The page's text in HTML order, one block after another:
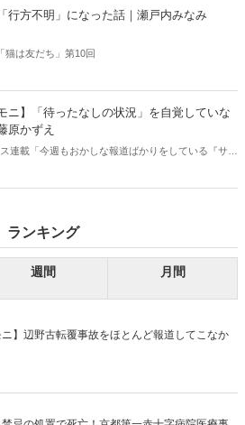
かは、あなた次第！ 芸能ニュース
行方不明」になった話｜瀬戸内みなみ
猫は友だち」第10回
ニ】「待ったなしの状況」を自覚していな
原かずえ
ス連載「今週もおかしな報道ばかりをしている『サン
ランキング
週間 月間
ニ】辺野古転覆事故をほとんど報道してこなか